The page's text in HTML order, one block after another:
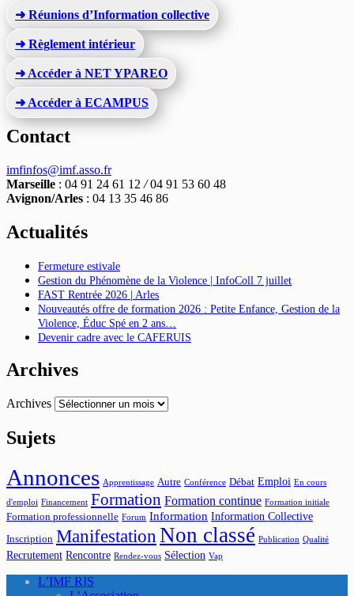
➜ Réunions d’Information collective
➜ Règlement intérieur
➜ Accéder à NET YPAREO
➜ Accéder à ECAMPUS
Contact
imfinfos@imf.asso.fr
Marseille : 04 91 24 61 12 /04 91 53 60 48
Avignon/Arles : 04 13 35 46 86
Actualités
Fermeture estivale
Gestion du Phénomène de la Violence | InfoColl 7 juillet
FAST Rentrée 2026 | Arles
Nouveautés offre de formation 2026 : Petite Enfance, Gestion de la
Violence, Éduc Spé en 2 ans…
Devenir cadre avec le CAFERUIS
Archives
Archives
Sujets
Annonces Apprentissage Autre Conférence Débat Emploi En cours
d'emploi Financement Formation Formation continue Formation initiale
Formation professionnelle Forum Information Information Collective
Inscription Manifestation Non classé Publication Qualité
Recrutement Rencontre Rendez-vous Sélection Vap
L’IMF RIS